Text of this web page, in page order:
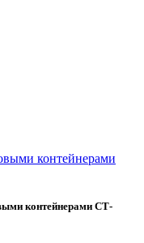
контейнерами
контейнерами СТ-